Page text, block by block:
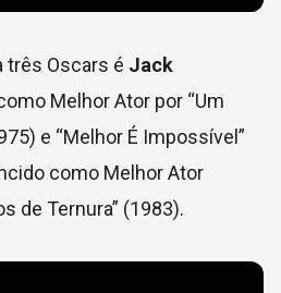
três Oscars é Jack
Melhor Ator por “Um
e “Melhor É Impossível”
como Melhor Ator
de Ternura” (1983).